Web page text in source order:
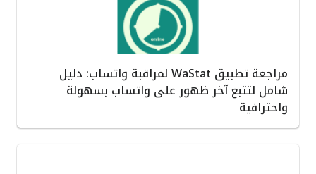
مراجعة تطبيق WaStat لمراقبة واتساب: دليل
شامل لتتبع آخر ظهور على واتساب بسهولة
واحترافية